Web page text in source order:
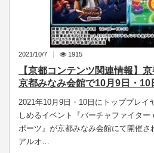
2021/10/7 1915
【京都コンテンツ関連情報】
京都みなみ会館で10月9日・10
2021年10月9日・10日にトッププレイ
しめるイベント『バーチャファイタ
ポーツ』が京都みなみ会館にて開催さ
アルオ…